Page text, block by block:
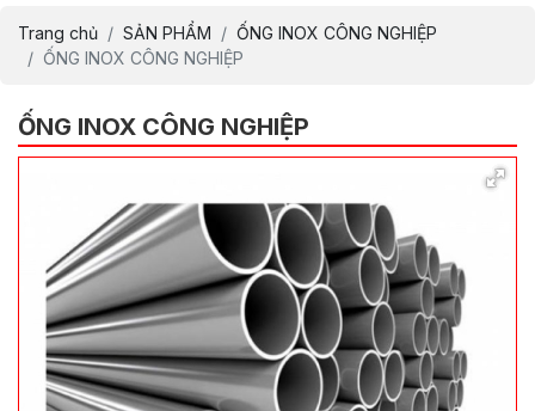
Trang chủ SẢN PHẨM
ỐNG INOX CÔNG NGHIỆP
ỐNG INOX CÔNG NGHIỆP
ỐNG INOX CÔNG NGHIỆP